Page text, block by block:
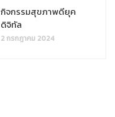
กิจกรรมสุขภาพดียุค
ดิจิทัล
2 กรกฎาคม 2024